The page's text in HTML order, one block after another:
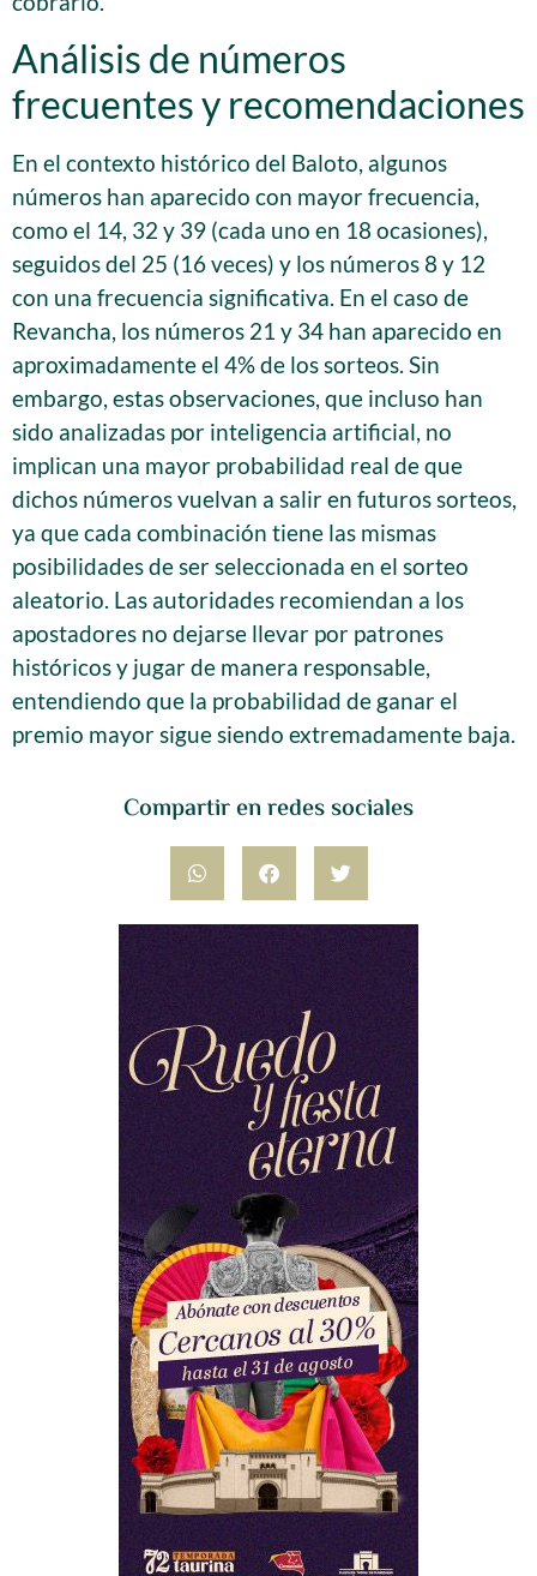
Compartir en redes sociales
Análisis de números
frecuentes y recomendaciones
En el contexto histórico del Baloto, algunos
números han aparecido con mayor frecuencia,
como el 14, 32 y 39 (cada uno en 18 ocasiones),
seguidos del 25 (16 veces) y los números 8 y 12
con una frecuencia significativa. En el caso de
Revancha, los números 21 y 34 han aparecido en
aproximadamente el 4% de los sorteos. Sin
embargo, estas observaciones, que incluso han
sido analizadas por inteligencia artificial, no
implican una mayor probabilidad real de que
dichos números vuelvan a salir en futuros sorteos,
ya que cada combinación tiene las mismas
posibilidades de ser seleccionada en el sorteo
aleatorio. Las autoridades recomiendan a los
apostadores no dejarse llevar por patrones
históricos y jugar de manera responsable,
entendiendo que la probabilidad de ganar el
premio mayor sigue siendo extremadamente baja.